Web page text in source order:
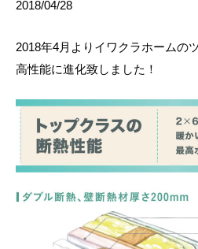
2018/04/28
2018年4月よりイワクラホームの
高性能に進化致しました！